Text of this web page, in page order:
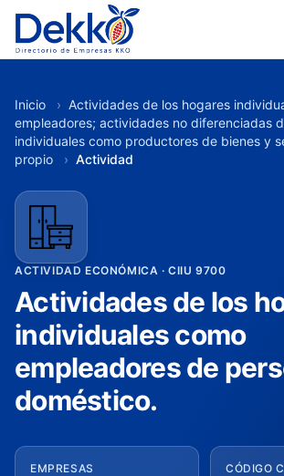
Inicio › Actividades de los hogares
empleadores; actividades no diferenciadas
individuales como productores de bienes y
propio
› Actividad
ACTIVIDAD ECONÓMICA · CIIU 9700
Actividades de los
individuales como
empleadores de
doméstico.
EMPRESAS CÓDIGO